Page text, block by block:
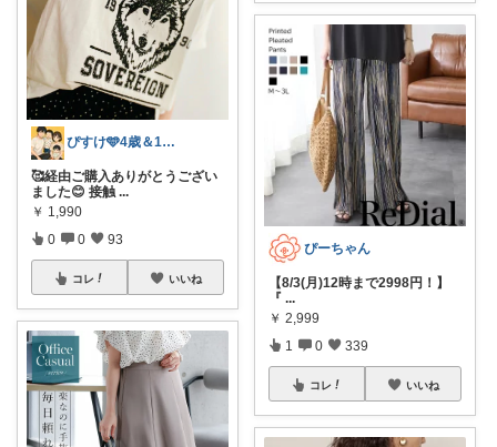
ぴすけ🩵4歳＆1歳ママの愛用品
🥰経由ご購入ありがとうござい
ました😊 接触 ...
￥ 1,990
0 0 93
コレ いいね
ぴーちゃん
【8/3(月)12時まで2998円！】
『 ...
￥ 2,999
1 0 339
コレ いいね